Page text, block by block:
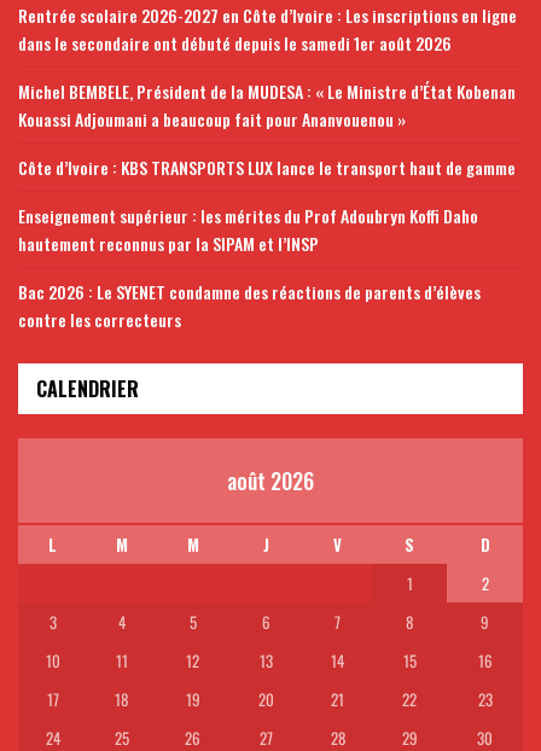
Rentrée scolaire 2026-2027 en Côte d’Ivoire : Les inscriptions en ligne
dans le secondaire ont débuté depuis le samedi 1er août 2026
Michel BEMBELE, Président de la MUDESA : « Le Ministre d’État Kobenan
Kouassi Adjoumani a beaucoup fait pour Ananvouenou »
Côte d’Ivoire : KBS TRANSPORTS LUX lance le transport haut de gamme
Enseignement supérieur : les mérites du Prof Adoubryn Koffi Daho
hautement reconnus par la SIPAM et l’INSP
Bac 2026 : Le SYENET condamne des réactions de parents d’élèves
contre les correcteurs
CALENDRIER
août 2026
L M M J V S
D
1
2
3
4 5 6 7 8
9
10
11 12 13 14 15
16
17
18 19 20 21 22
23
24
25 26 27 28 29
30